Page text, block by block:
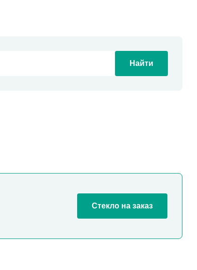
Найти
Стекло на заказ